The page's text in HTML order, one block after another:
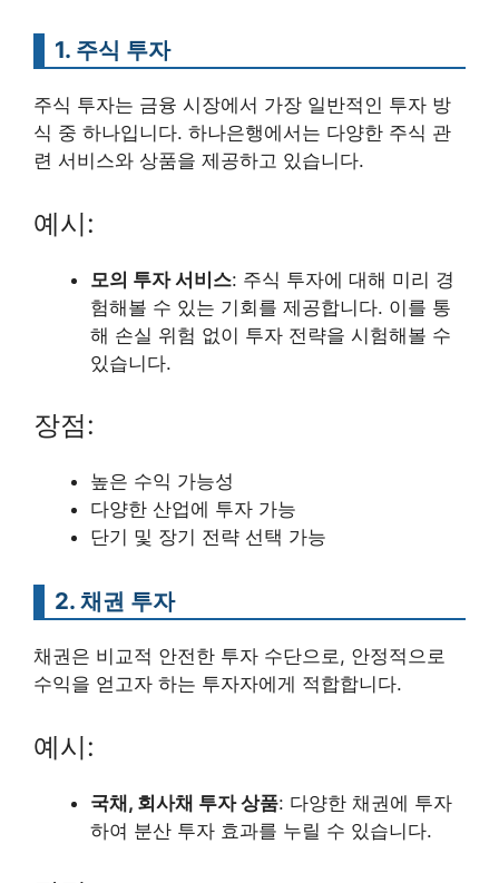
1. 주식 투자
주식 투자는 금융 시장에서 가장 일반적인 투자 방
식 중 하나입니다. 하나은행에서는 다양한 주식 관
련 서비스와 상품을 제공하고 있습니다.
예시:
모의 투자 서비스: 주식 투자에 대해 미리 경
험해볼 수 있는 기회를 제공합니다. 이를 통
해 손실 위험 없이 투자 전략을 시험해볼 수
있습니다.
장점:
높은 수익 가능성
다양한 산업에 투자 가능
단기 및 장기 전략 선택 가능
2. 채권 투자
채권은 비교적 안전한 투자 수단으로, 안정적으로
수익을 얻고자 하는 투자자에게 적합합니다.
예시:
국채, 회사채 투자 상품: 다양한 채권에 투자
하여 분산 투자 효과를 누릴 수 있습니다.